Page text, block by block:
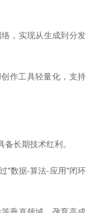
，实现从生成到分发
作工具轻量化，支持
长期技术红利。
"数据-算法-应用"闭环